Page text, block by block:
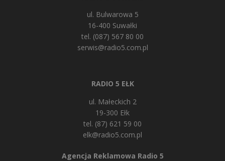
ul. Bulwarowa 5
16-400 Suwałki
tel. (087) 567 80 00
serwis@radio5.com.pl
RADIO 5 EŁK
ul. Małeckich 2
19-300 Ełk
tel. (87) 621 59 00
elk@radio5.com.pl
Agencja Reklamowa Radio 5